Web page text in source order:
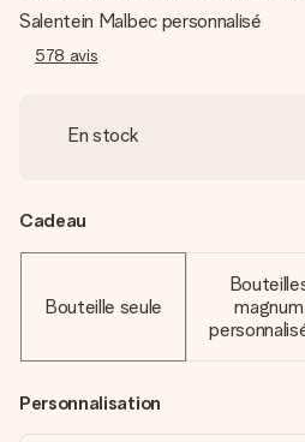
Salentein Malbec personnalisé
578 avis
En stock
Cadeau
Bouteille seule
magnum
Personnalisation